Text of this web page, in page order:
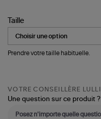
Taille
Prendre votre taille habituelle.
VOTRE CONSEILLÈRE LULLI
Une question sur ce produit ?